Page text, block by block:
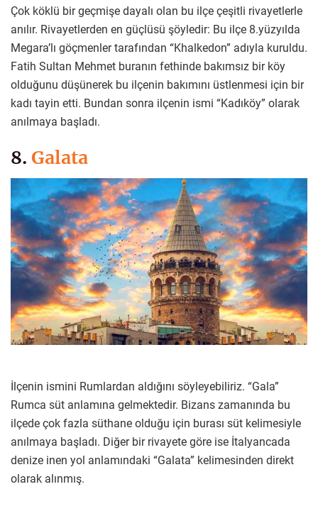
Çok köklü bir geçmişe dayalı olan bu ilçe çeşitli rivayetlerle
anılır. Rivayetlerden en güçlüsü şöyledir: Bu ilçe 8.yüzyılda
Megara’lı göçmenler tarafından “Khalkedon” adıyla kuruldu.
Fatih Sultan Mehmet buranın fethinde bakımsız bir köy
olduğunu düşünerek bu ilçenin bakımını üstlenmesi için bir
kadı tayin etti. Bundan sonra ilçenin ismi “Kadıköy” olarak
anılmaya başladı.
8. Galata
İlçenin ismini Rumlardan aldığını söyleyebiliriz. “Gala”
Rumca süt anlamına gelmektedir. Bizans zamanında bu
ilçede çok fazla süthane olduğu için burası süt kelimesiyle
anılmaya başladı. Diğer bir rivayete göre ise İtalyancada
denize inen yol anlamındaki “Galata” kelimesinden direkt
olarak alınmış.